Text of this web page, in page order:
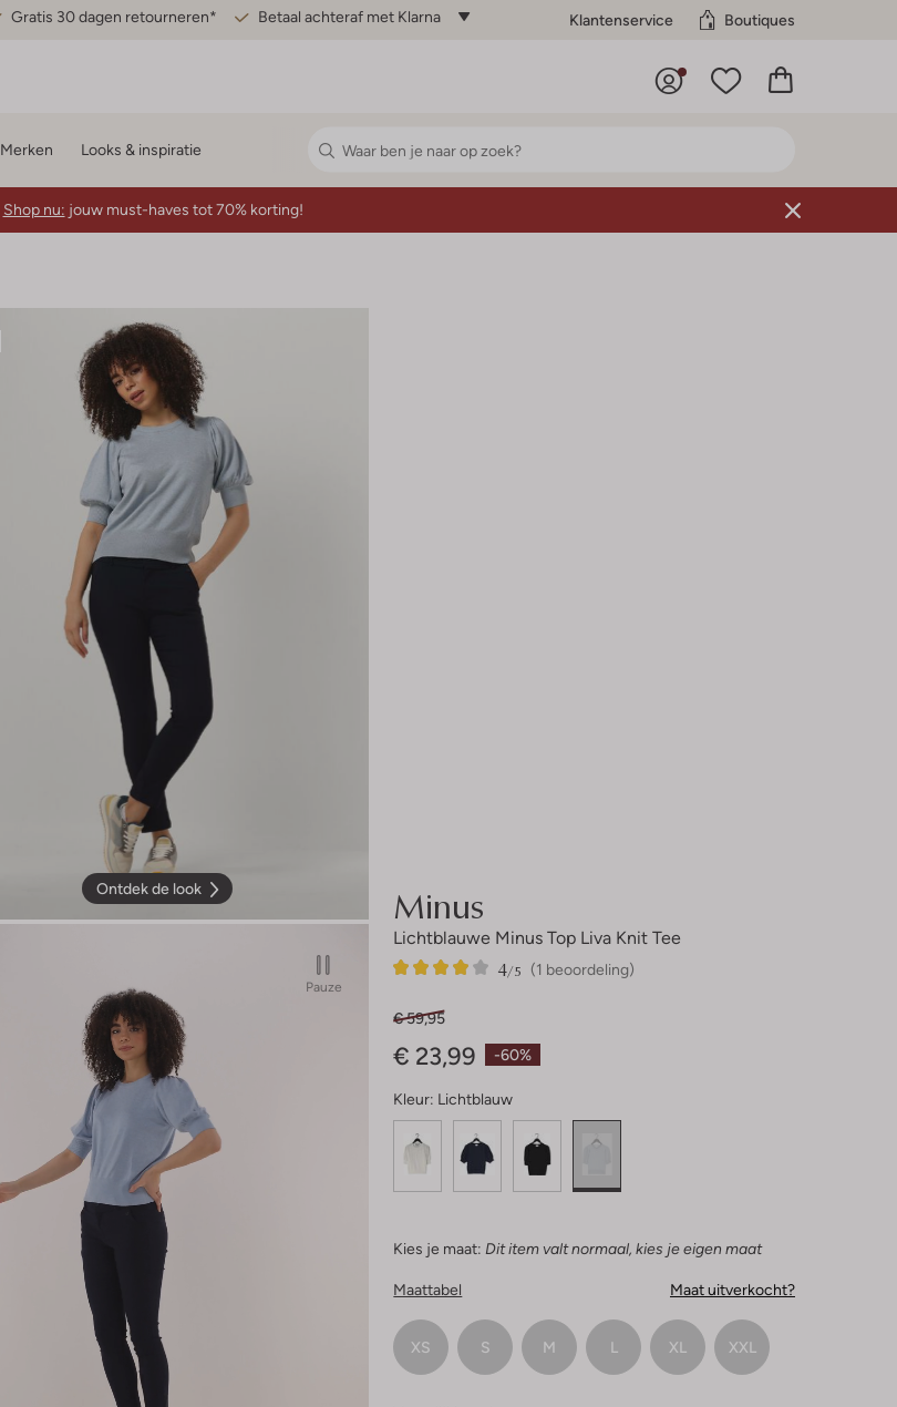
Gratis 30 dagen retourneren* Betaal achteraf met Klarna Klantenservice Boutiques
Merken Looks & inspiratie
Shop nu: jouw must-haves tot 70% korting!
Ontdek de look
Pauze
Minus
Lichtblauwe Minus Top Liva Knit Tee
(1 beoordeling)
4/5
1
4
-60%
€ 59,95
€ 23,99
Kleur: Lichtblauw
Kies je maat: Dit item valt normaal, kies je eigen maat
Maattabel Maat uitverkocht?
XS S M L XL XXL